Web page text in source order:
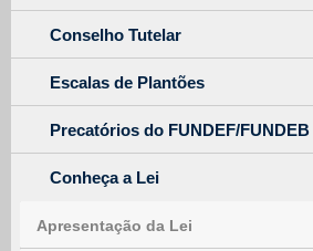
Conselho Tutelar
Escalas de Plantões
Precatórios do FUNDEF/FUNDEB
Conheça a Lei
Apresentação da Lei